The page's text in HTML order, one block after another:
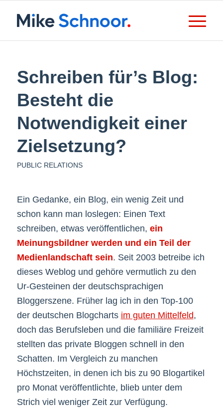
Schreiben für’s Blog:
Besteht die
Notwendigkeit einer
Zielsetzung?
PUBLIC RELATIONS
Ein Gedanke, ein Blog, ein wenig Zeit und
schon kann man loslegen: Einen Text
schreiben, etwas veröffentlichen, ein
Meinungsbildner werden und ein Teil der
Medienlandschaft sein. Seit 2003 betreibe ich
dieses Weblog und gehöre vermutlich zu den
Ur-Gesteinen der deutschsprachigen
Bloggerszene. Früher lag ich in den Top-100
der deutschen Blogcharts im guten Mittelfeld,
doch das Berufsleben und die familiäre Freizeit
stellten das private Bloggen schnell in den
Schatten. Im Vergleich zu manchen
Höchstzeiten, in denen ich bis zu 90 Blogartikel
pro Monat veröffentlichte, blieb unter dem
Strich viel weniger Zeit zur Verfügung.